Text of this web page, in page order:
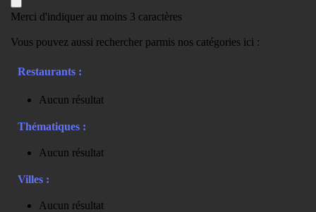
Merci d'indiquer au moins 3 caractères
Vous pouvez aussi rechercher parmis nos catégories ici :
Restaurants :
Aucun résultat
Thématiques :
Aucun résultat
Villes :
Aucun résultat